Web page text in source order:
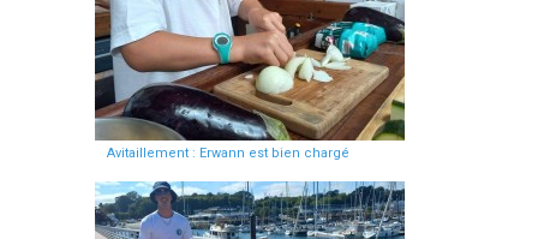
Avitaillement : Erwann est bien chargé